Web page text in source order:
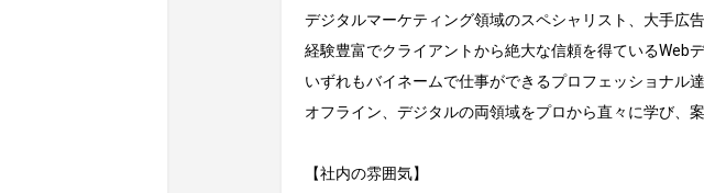
デジタルマーケティング領域のスペシャリスト、大手広
経験豊富でクライアントから絶大な信頼を得ているWeb
いずれもバイネームで仕事ができるプロフェッショナル達
オフライン、デジタルの両領域をプロから直々に学び、
【社内の雰囲気】